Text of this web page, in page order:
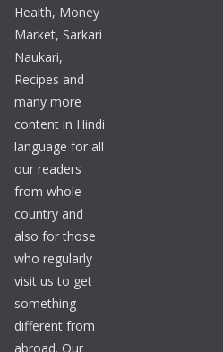
Health, Money
Market, Sarkari
Naukari,
Recipes and
many more
content in Hindi
language for all
our readers
from whole
country and
also for those
who regularly
visit us to get
something
different from
abroad. Our